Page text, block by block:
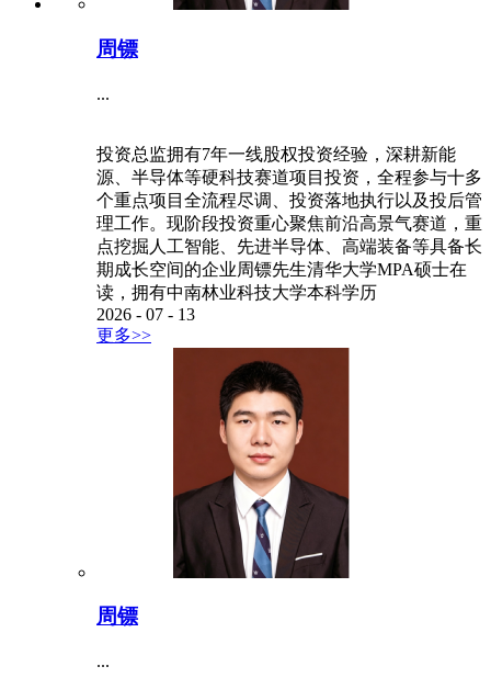
周镖
...
投资总监拥有7年一线股权投资经验，深耕新能
源、半导体等硬科技赛道项目投资，全程参与十多
个重点项目全流程尽调、投资落地执行以及投后管
理工作。现阶段投资重心聚焦前沿高景气赛道，重
点挖掘人工智能、先进半导体、高端装备等具备长
期成长空间的企业周镖先生清华大学MPA硕士在
读，拥有中南林业科技大学本科学历
2026 - 07 - 13
更多>>
周镖
...